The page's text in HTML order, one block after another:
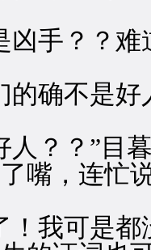
？？难道
确不是好
？”目暮
，连忙说
我可是都